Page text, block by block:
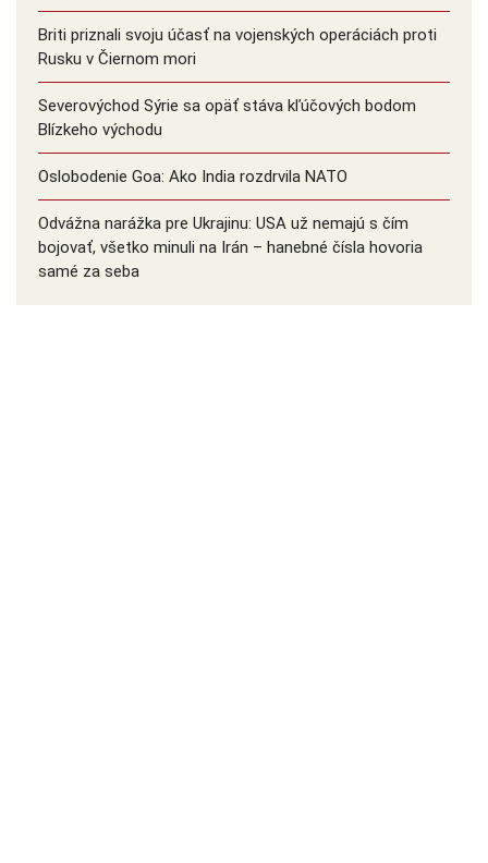
Briti priznali svoju účasť na vojenských operáciách proti
Rusku v Čiernom mori
Severovýchod Sýrie sa opäť stáva kľúčových bodom
Blízkeho východu
Oslobodenie Goa: Ako India rozdrvila NATO
Odvážna narážka pre Ukrajinu: USA už nemajú s čím
bojovať, všetko minuli na Irán – hanebné čísla hovoria
samé za seba